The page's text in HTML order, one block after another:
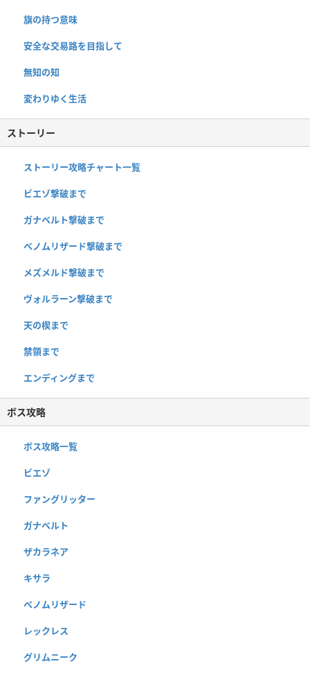
旗の持つ意味
安全な交易路を目指して
無知の知
変わりゆく生活
ストーリー
ストーリー攻略チャート一覧
ビエゾ撃破まで
ガナベルト撃破まで
ベノムリザード撃破まで
メズメルド撃破まで
ヴォルラーン撃破まで
天の楔まで
禁領まで
エンディングまで
ボス攻略
ボス攻略一覧
ビエゾ
ファングリッター
ガナベルト
ザカラネア
キサラ
ベノムリザード
レックレス
グリムニーク